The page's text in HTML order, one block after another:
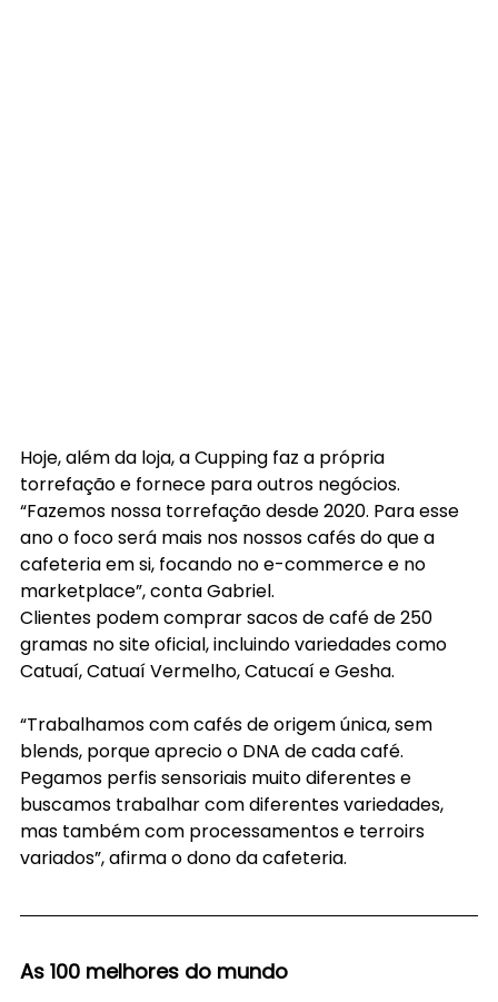
Hoje, além da loja, a Cupping faz a própria
torrefação e fornece para outros negócios.
“Fazemos nossa torrefação desde 2020. Para esse
ano o foco será mais nos nossos cafés do que a
cafeteria em si, focando no e-commerce e no
marketplace”, conta Gabriel.
Clientes podem comprar sacos de café de 250
gramas no site oficial, incluindo variedades como
Catuaí, Catuaí Vermelho, Catucaí e Gesha.
“Trabalhamos com cafés de origem única, sem
blends, porque aprecio o DNA de cada café.
Pegamos perfis sensoriais muito diferentes e
buscamos trabalhar com diferentes variedades,
mas também com processamentos e terroirs
variados”, afirma o dono da cafeteria.
As 100 melhores do mundo